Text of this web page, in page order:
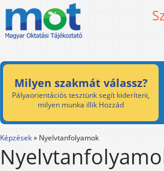
Milyen szakmát válassz?
Pályaorientációs tesztünk segít kideríteni,
milyen munka illik Hozzád
Képzések» Nyelvtanfolyamok